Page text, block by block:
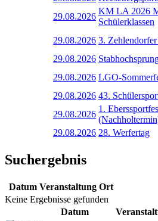
29.08.2026
KM LA 2026
Schülerklassen
29.08.2026 3.
29.08.2026
29.08.2026 LGO-
29.08.2026 43.
29.08.2026
1.
29.08.2026 28. Werfertag
Suchergebnis
Datum Veranstaltung Ort
Keine Ergebnisse gefunden
Datum